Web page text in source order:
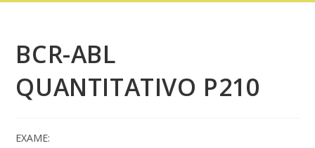
BCR-ABL
QUANTITATIVO P210
EXAME: